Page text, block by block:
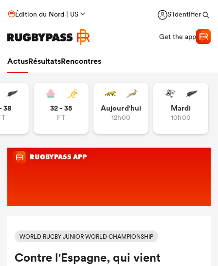
Édition du Nord | US S'identifier
Get the app
ActusRésultatsRencontres
38 32 - 35
FT
Aujourd'hui
12h00
Mardi
10h00
WORLD RUGBY JUNIOR WORLD CHAMPIONSHIP
Contre l'Espagne, qui vient